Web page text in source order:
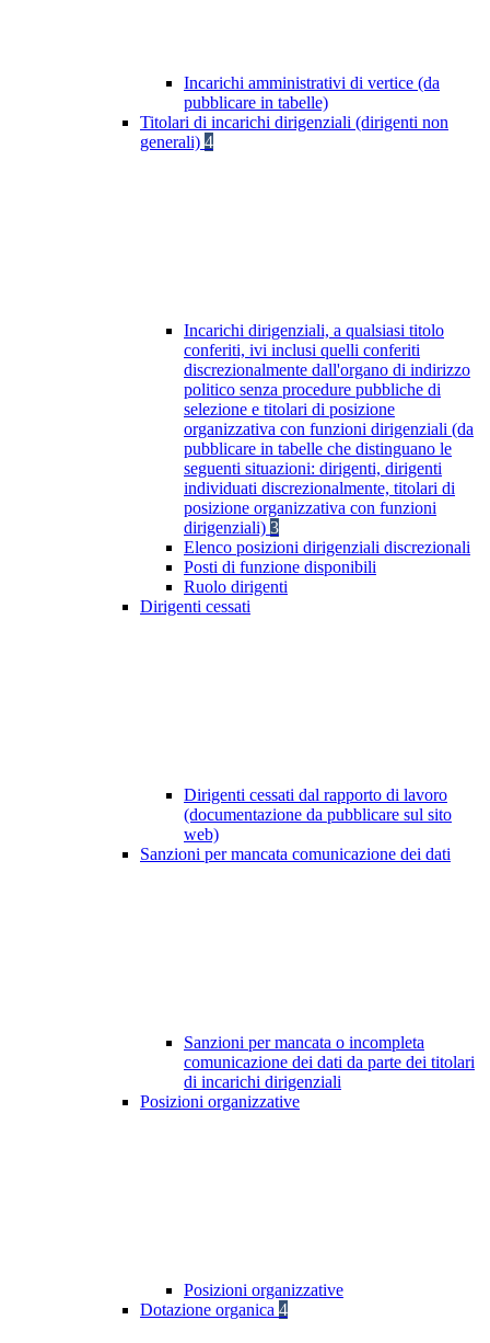
Incarichi amministrativi di vertice (da
pubblicare in tabelle)
Titolari di incarichi dirigenziali (dirigenti non
generali) 4
Incarichi dirigenziali, a qualsiasi titolo
conferiti, ivi inclusi quelli conferiti
discrezionalmente dall'organo di indirizzo
politico senza procedure pubbliche di
selezione e titolari di posizione
organizzativa con funzioni dirigenziali (da
pubblicare in tabelle che distinguano le
seguenti situazioni: dirigenti, dirigenti
individuati discrezionalmente, titolari di
posizione organizzativa con funzioni
dirigenziali) 3
Elenco posizioni dirigenziali discrezionali
Posti di funzione disponibili
Ruolo dirigenti
Dirigenti cessati
Dirigenti cessati dal rapporto di lavoro
(documentazione da pubblicare sul sito
web)
Sanzioni per mancata comunicazione dei dati
Sanzioni per mancata o incompleta
comunicazione dei dati da parte dei titolari
di incarichi dirigenziali
Posizioni organizzative
Posizioni organizzative
Dotazione organica 4